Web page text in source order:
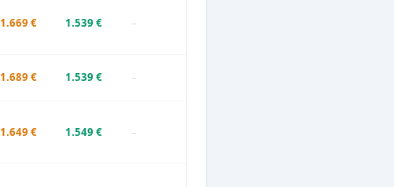
1.669 € 1.539 € –
1.689 € 1.539 € –
1.649 € 1.549 € –